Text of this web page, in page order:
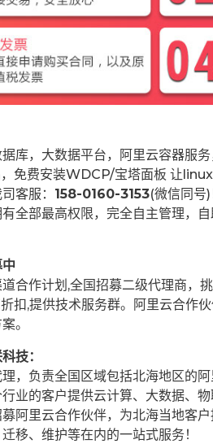
库，大数据平台，阿里云容器服
免费安装WDCP/宝塔面板 让
客服： 158-0160-3153(微信同号)
全部最高权限，完全自主管理，
合作计划,全国招募二级代理商，
扣,提供技术服务群。阿里云合作
。
技：
，负责全国区域包括北海地区的
业的客户提供云计算、大数据、
阿里云合作伙伴，为北海当地客
移、维护等在内的一站式服务！